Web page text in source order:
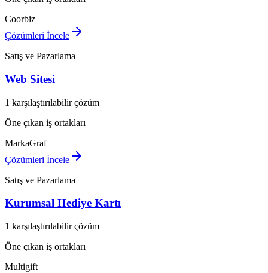
Coorbiz
Çözümleri İncele
Satış ve Pazarlama
Web Sitesi
1 karşılaştırılabilir çözüm
Öne çıkan iş ortakları
MarkaGraf
Çözümleri İncele
Satış ve Pazarlama
Kurumsal Hediye Kartı
1 karşılaştırılabilir çözüm
Öne çıkan iş ortakları
Multigift